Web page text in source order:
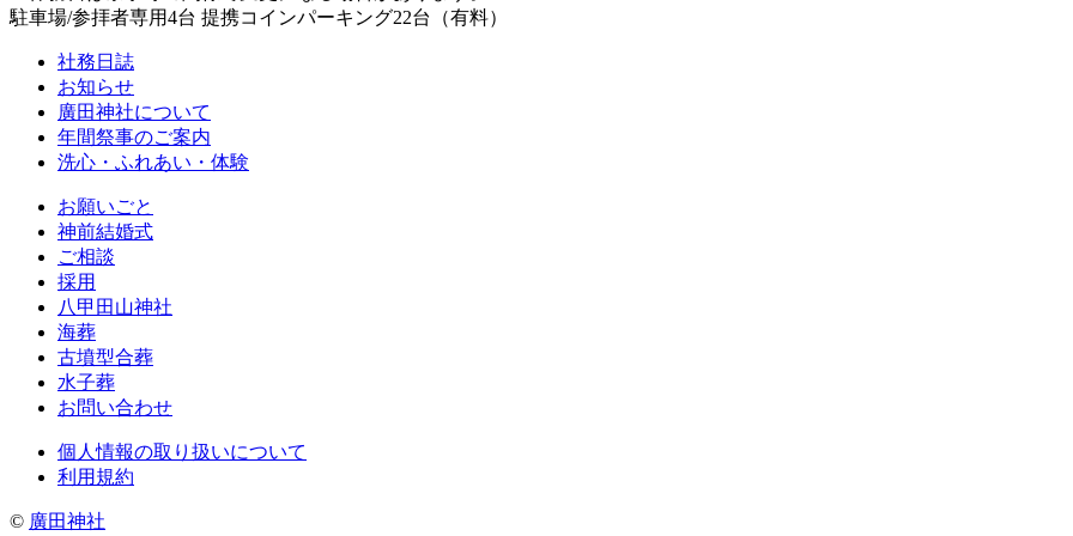
駐車場/参拝者専用4台 提携コインパーキング22台（有料）
社務日誌
お知らせ
廣田神社について
年間祭事のご案内
洗心・ふれあい・体験
お願いごと
神前結婚式
ご相談
採用
八甲田山神社
海葬
古墳型合葬
水子葬
お問い合わせ
個人情報の取り扱いについて
利用規約
© 廣田神社